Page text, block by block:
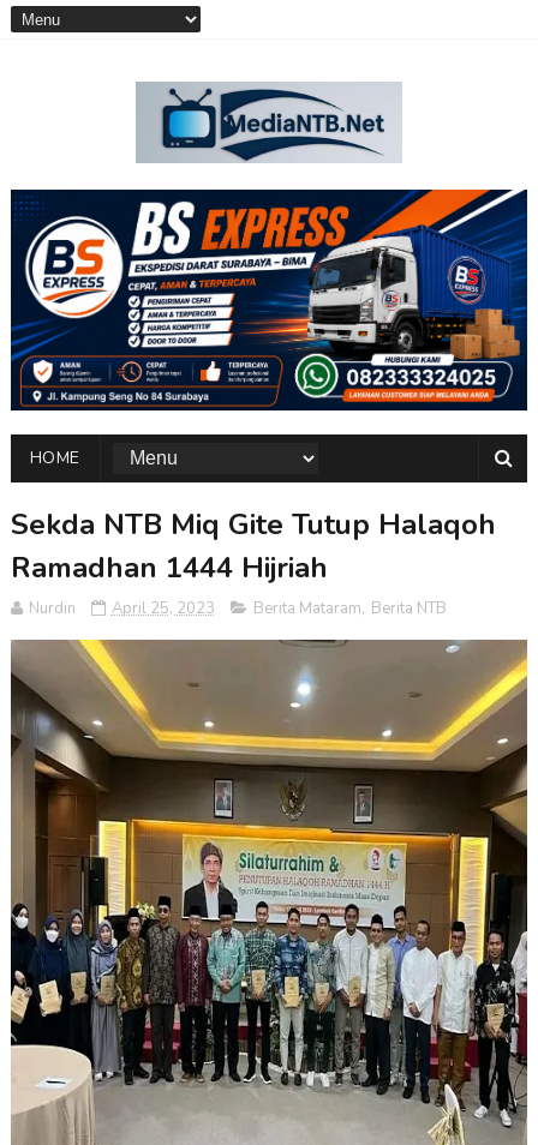
HOME
Sekda NTB Miq Gite Tutup Halaqoh
Ramadhan 1444 Hijriah
Nurdin April 25, 2023 Berita Mataram, Berita NTB